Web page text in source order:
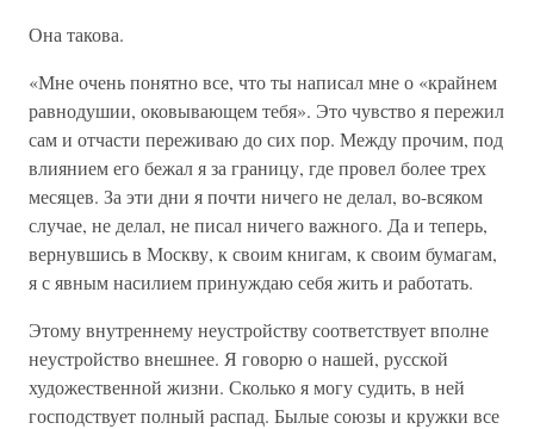
Она такова.
«Мне очень понятно все, что ты написал мне о «крайнем
равнодушии, оковывающем тебя». Это чувство я пережил
сам и отчасти переживаю до сих пор. Между прочим, под
влиянием его бежал я за границу, где провел более трех
месяцев. За эти дни я почти ничего не делал, во-всяком
случае, не делал, не писал ничего важного. Да и теперь,
вернувшись в Москву, к своим книгам, к своим бумагам,
я с явным насилием принуждаю себя жить и работать.
Этому внутреннему неустройству соответствует вполне
неустройство внешнее. Я говорю о нашей, русской
художественной жизни. Сколько я могу судить, в ней
господствует полный распад. Былые союзы и кружки все